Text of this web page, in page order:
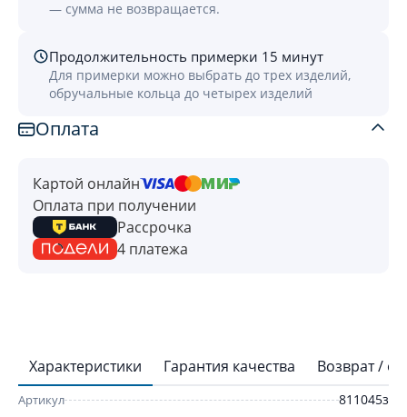
— сумма не возвращается.
Продолжительность примерки 15 минут
Для примерки можно выбрать до трех изделий,
обручальные кольца до четырех изделий
Оплата
Картой онлайн
Оплата при получении
Рассрочка
4 платежа
Характеристики Гарантия качества Возврат /
Артикул 811045з